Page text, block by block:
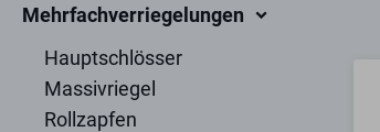
Mehrfachverriegelungen
Hauptschlösser
Massivriegel
Rollzapfen